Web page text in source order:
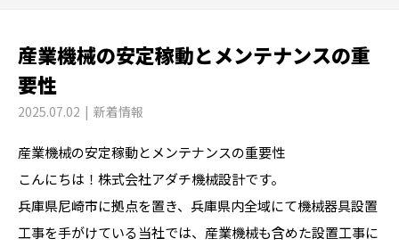
産業機械の安定稼動とメンテナンスの重
要性
2025.07.02 新着情報
産業機械の安定稼動とメンテナンスの重要性
こんにちは！株式会社アダチ機械設計です。
兵庫県尼崎市に拠点を置き、兵庫県内全域にて機械器具設置
工事を手がけている当社では、産業機械も含めた設置工事に